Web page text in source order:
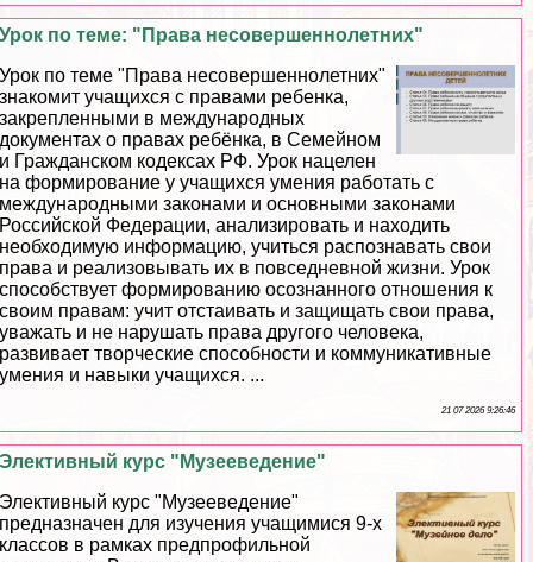
Урок по теме: "Права несовершеннолетних"
Урок по теме "Права несовершеннолетних"
знакомит учащихся с правами ребенка,
закрепленными в международных
документах о правах ребёнка, в Семейном
и Гражданском кодексах РФ. Урок нацелен
на формирование у учащихся умения работать с
международными законами и основными законами
Российской Федерации, анализировать и находить
необходимую информацию, учиться распознавать свои
права и реализовывать их в повседневной жизни. Урок
способствует формированию осознанного отношения к
своим правам: учит отстаивать и защищать свои права,
уважать и не нарушать права другого человека,
развивает творческие способности и коммуникативные
умения и навыки учащихся. ...
21 07 2026 9:26:46
Элективный курс "Музееведение"
Элективный курс "Музееведение"
предназначен для изучения учащимися 9-х
классов в рамках предпрофильной